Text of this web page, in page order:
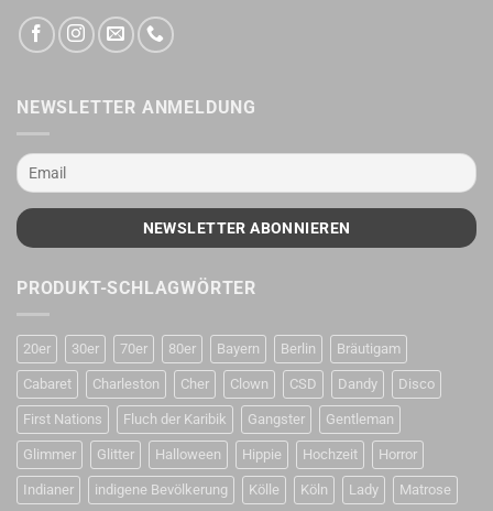
NEWSLETTER ANMELDUNG
PRODUKT-SCHLAGWÖRTER
20er 30er 70er 80er Bayern Berlin Bräutigam
Cabaret Charleston Cher Clown CSD Dandy Disco
First Nations Fluch der Karibik Gangster Gentleman
Glimmer Glitter Halloween Hippie Hochzeit Horror
Indianer indigene Bevölkerung Kölle Köln Lady Matrose